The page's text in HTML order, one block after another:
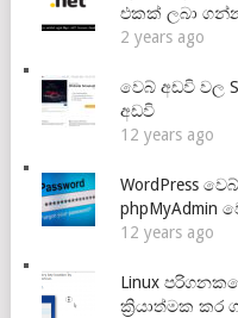
එකක් ලබා
2 years ago
වෙබ් අඩවි වල
අඩවි
12 years ago
WordPress
phpMyAdmin
12 years ago
Linux
ක්‍රියාත්මක කර